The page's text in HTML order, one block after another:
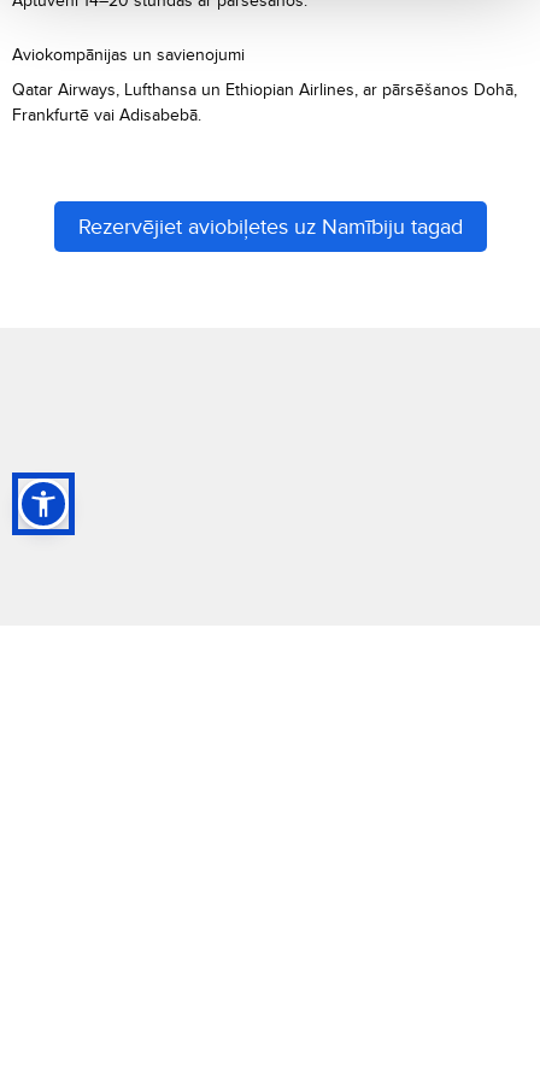
Aviokompānijas un savienojumi
Qatar Airways, Lufthansa un Ethiopian Airlines, ar pārsēšanos Dohā,
Frankfurtē vai Adisabebā.
Rezervējiet aviobiļetes uz Namībiju tagad